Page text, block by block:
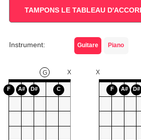
TAMPONS LE TABLEAU
Instrument: Guitare Piano
F A# D#
G
C
X
F A# D#
X